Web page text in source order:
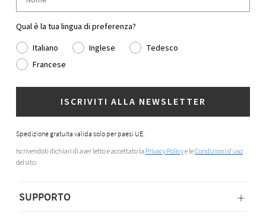
Qual è la tua lingua di preferenza?
Italiano
Inglese
Tedesco
Francese
ISCRIVITI ALLA NEWSLETTER
Spedizione gratuita valida solo per paesi UE.
Iscrivendoti dichiari di aver letto e accettato la Privacy Policye leCondizioni d'uso
del sito.
SUPPORTO